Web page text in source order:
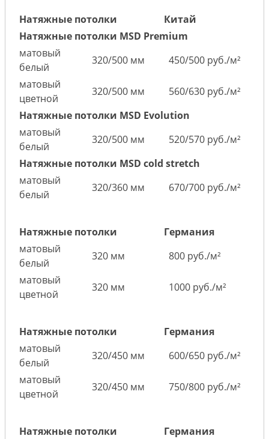
Натяжные потолки
Китай
Натяжные потолки MSD Premium
матовый
белый
320/500 мм
450/500 руб./м²
матовый
цветной
320/500 мм
560/630 руб./м²
Натяжные потолки MSD Evolution
матовый
белый
320/500 мм
520/570 руб./м²
Натяжные потолки MSD cold stretch
матовый
белый
320/360 мм 670/700 руб./м²
Натяжные потолки
Германия
матовый
белый
320 мм
800 руб./м²
матовый
цветной
320 мм 1000 руб./м²
Натяжные потолки
Германия
матовый
белый
320/450 мм
600/650 руб./м²
матовый
цветной
320/450 мм 750/800 руб./м²
Натяжные потолки
Германия